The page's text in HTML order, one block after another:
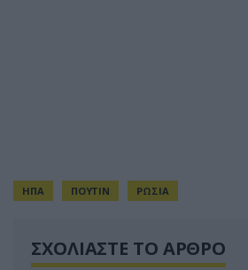
ΗΠΑ ΠΟΥΤΙΝ ΡΩΣΙΑ
ΣΧΟΛΙΑΣΤΕ ΤΟ ΑΡΘΡΟ